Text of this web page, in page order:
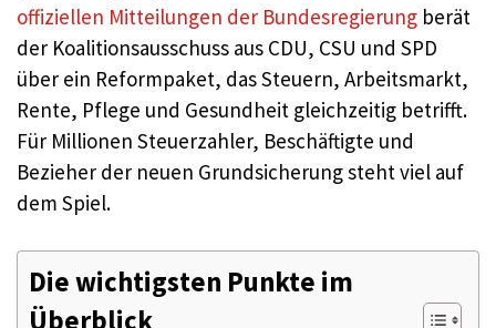
offiziellen Mitteilungen der Bundesregierung berät
der Koalitionsausschuss aus CDU, CSU und SPD
über ein Reformpaket, das Steuern, Arbeitsmarkt,
Rente, Pflege und Gesundheit gleichzeitig betrifft.
Für Millionen Steuerzahler, Beschäftigte und
Bezieher der neuen Grundsicherung steht viel auf
dem Spiel.
Die wichtigsten Punkte im
Überblick